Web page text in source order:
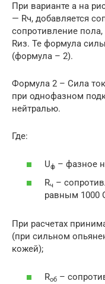
При варианте a на
— Rч, добавляется
сопротивление
Rиз. Те формула
(формула – 2).
Формула 2 – Сила
при однофазном
нейтралью.
Где:
Uф – фазное
Rч –
равным 1000
При расчетах
(при сильном
кожей);
Rоб –